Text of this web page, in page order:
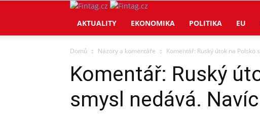
AKTUALITY EKONOMIKA POLITIKA EU
Domů Názory a komentáře Komentář: Ruský útok na Polsko
Komentář: Ruský
smysl nedává.